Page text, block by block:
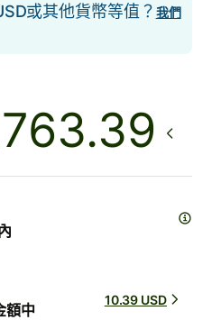
或其他貨幣等值？ 我們
額中
10.39 USD